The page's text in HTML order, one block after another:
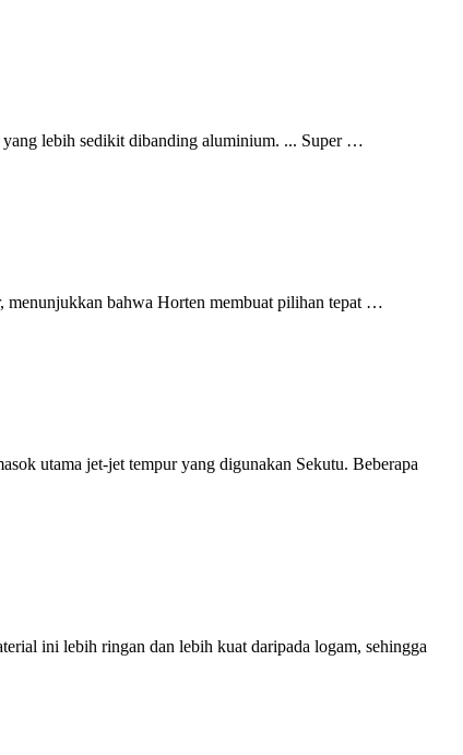
yang lebih sedikit dibanding aluminium. ... Super …
menunjukkan bahwa Horten membuat pilihan tepat …
utama jet-jet tempur yang digunakan Sekutu. Beberapa
ini lebih ringan dan lebih kuat daripada logam, sehingga